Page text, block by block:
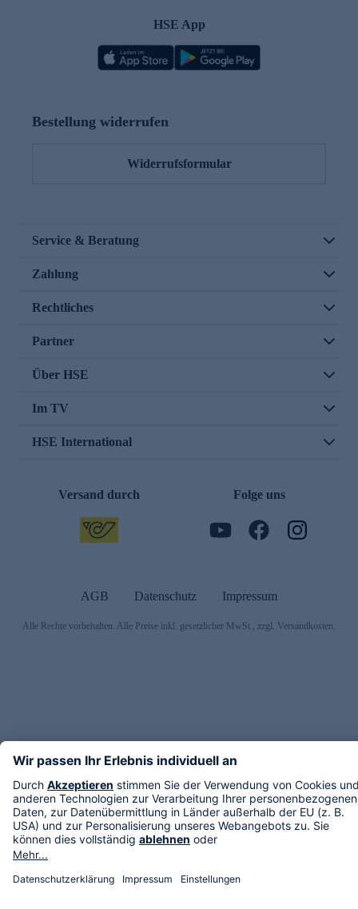
HSE App
Bestellung widerrufen
Widerrufsformular
Service & Beratung
Zahlung
Rechtliches
Partner
Über HSE
Im TV
HSE International
Versand durch Folge uns
AGB Datenschutz Impressum
Alle Rechte vorbehalten. Alle Preise inkl. gesetzlicher MwSt., zzgl. Versandkosten.